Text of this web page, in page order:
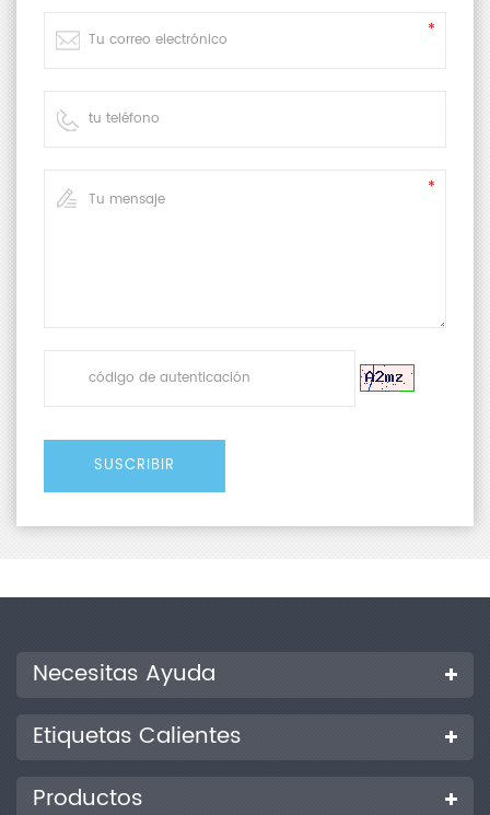
Necesitas Ayuda
Etiquetas Calientes
Productos